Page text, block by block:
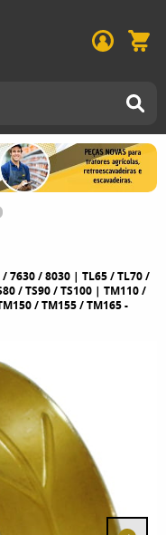
/ 7630 / 8030 | TL65 / TL70 /
/ TS90 / TS100 | TM110 /
/ TM155 / TM165 -